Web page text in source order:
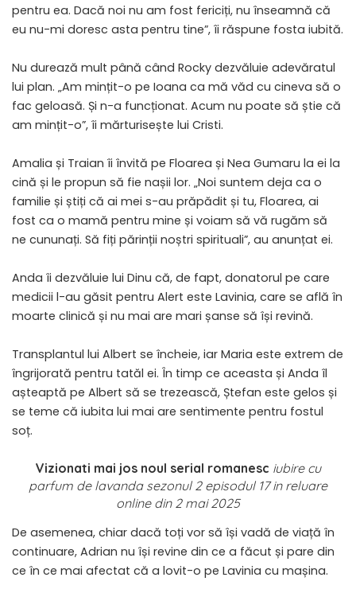
pentru ea. Dacă noi nu am fost fericiți, nu înseamnă că
eu nu-mi doresc asta pentru tine”, îi răspune fosta iubită.
Nu durează mult până când Rocky dezvăluie adevăratul
lui plan. „Am mințit-o pe Ioana ca mă văd cu cineva să o
fac geloasă. Și n-a funcționat. Acum nu poate să știe că
am mințit-o”, îi mărturisește lui Cristi.
Amalia și Traian îi învită pe Floarea și Nea Gumaru la ei la
cină și le propun să fie nașii lor. „Noi suntem deja ca o
familie și știți că ai mei s-au prăpădit și tu, Floarea, ai
fost ca o mamă pentru mine și voiam să vă rugăm să
ne cununați. Să fiți părinții noștri spirituali”, au anunțat ei.
Anda îi dezvăluie lui Dinu că, de fapt, donatorul pe care
medicii l-au găsit pentru Alert este Lavinia, care se află în
moarte clinică și nu mai are mari șanse să își revină.
Transplantul lui Albert se încheie, iar Maria este extrem de
îngrijorată pentru tatăl ei. În timp ce aceasta și Anda îl
așteaptă pe Albert să se trezească, Ștefan este gelos și
se teme că iubita lui mai are sentimente pentru fostul
soț.
Vizionati mai jos noul serial romanesc iubire cu
parfum de lavanda sezonul 2 episodul 17 in reluare
online din 2 mai 2025
De asemenea, chiar dacă toți vor să își vadă de viață în
continuare, Adrian nu își revine din ce a făcut și pare din
ce în ce mai afectat că a lovit-o pe Lavinia cu mașina.